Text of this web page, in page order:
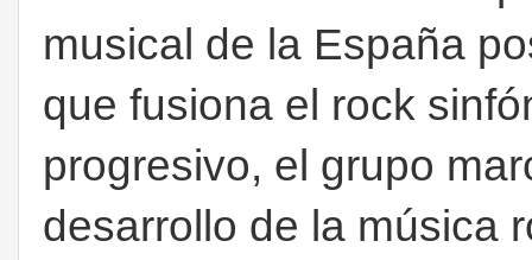
musical de la España
que fusiona el rock
progresivo, el grupo
desarrollo de la música